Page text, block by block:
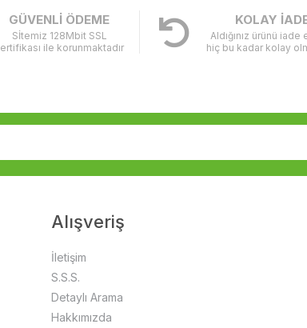
GÜVENLİ ÖDEME
Sİtemiz 128Mbit SSL
ile korunmaktadır
KOLAY
Aldığınız ürünü iade
hiç bu kadar kolay
Alışveriş
İletişim
S.S.S.
Detaylı Arama
Hakkımızda